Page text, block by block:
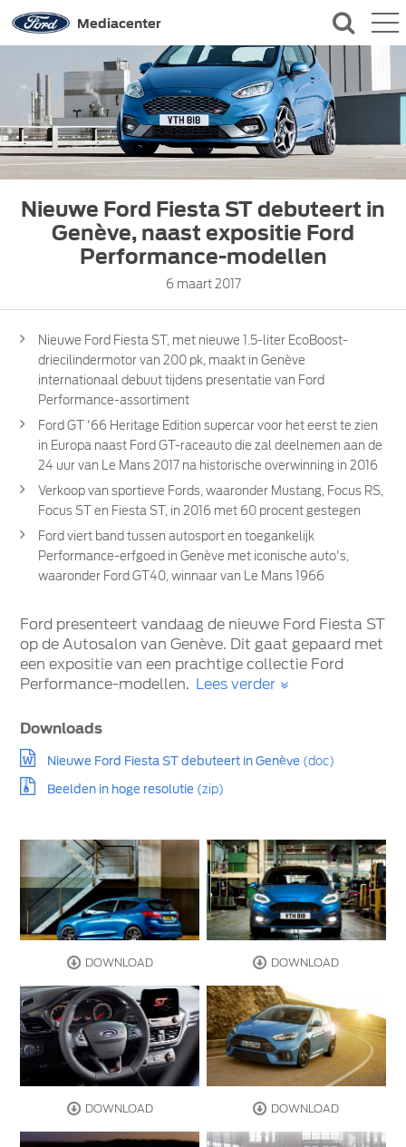
Mediacenter
CONTACT
Nieuwe Ford Fiesta ST debuteert in
Genève, naast expositie Ford
Performance-modellen
6 maart 2017
Nieuwe Ford Fiesta ST, met nieuwe 1.5-liter EcoBoost-
driecilindermotor van 200 pk, maakt in Genève
internationaal debuut tijdens presentatie van Ford
Performance-assortiment
Ford GT '66 Heritage Edition supercar voor het eerst te zien
in Europa naast Ford GT-raceauto die zal deelnemen aan de
24 uur van Le Mans 2017 na historische overwinning in 2016
Verkoop van sportieve Fords, waaronder Mustang, Focus RS,
Focus ST en Fiesta ST, in 2016 met 60 procent gestegen
Ford viert band tussen autosport en toegankelijk
Performance-erfgoed in Genève met iconische auto's,
waaronder Ford GT40, winnaar van Le Mans 1966
Ford presenteert vandaag de nieuwe Ford Fiesta ST
op de Autosalon van Genève. Dit gaat gepaard met
een expositie van een prachtige collectie Ford
Performance-modellen. Lees verder
Downloads
Nieuwe Ford Fiesta ST debuteert in Genève (doc)
Beelden in hoge resolutie (zip)
DOWNLOAD DOWNLOAD
DOWNLOAD DOWNLOAD